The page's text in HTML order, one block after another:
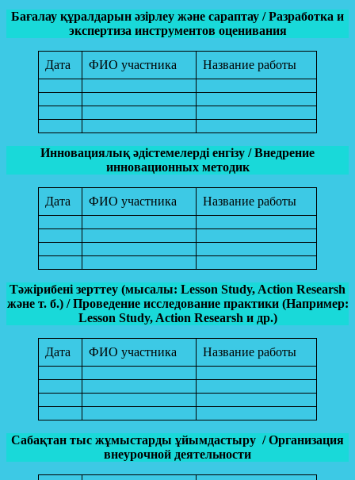
Бағалау құралдарын әзірлеу және сараптау / Разработка и
экспертиза инструментов оценивания
Дата ФИО участника Название работы
Инновациялық әдістемелерді енгізу / Внедрение
инновационных методик
Дата ФИО участника Название работы
Тәжірибені зерттеу (мысалы: Lesson Study, Action Researsh
және т. б.) / Проведение исследование практики (Например:
Lesson Study, Action Researsh и др.)
Дата ФИО участника Название работы
Сабақтан тыс жұмыстарды ұйымдастыру / Организация
внеурочной деятельности